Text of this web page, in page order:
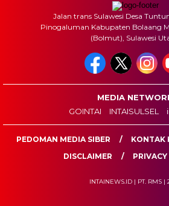
Jalan trans Sulawesi Desa
Pinogaluman Kabupaten Bolaang
(Bolmut), Sulawesi
MEDIA
GOINTAI
INTAISULSEL
PEDOMAN MEDIA SIBER KONTAK
DISCLAIMER
INTAINEWS.ID | PT. RMS |